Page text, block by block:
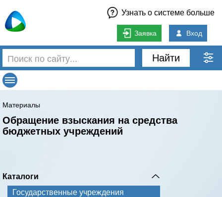
Узнать о системе больше
Заявка Вход
Найти
Материалы
Обращение взыскания на средства
бюджетных учреждений
Каталоги
Государственные учреждения